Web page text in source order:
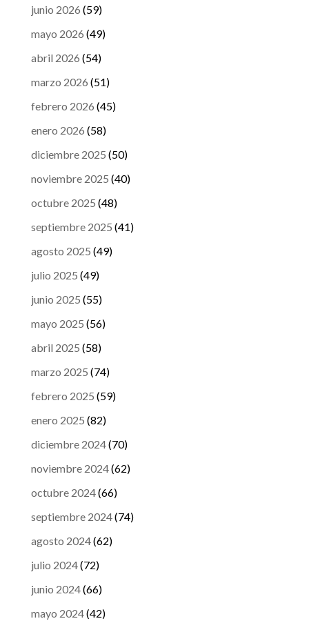
junio 2026 (59)
mayo 2026 (49)
abril 2026 (54)
marzo 2026 (51)
febrero 2026 (45)
enero 2026 (58)
diciembre 2025 (50)
noviembre 2025 (40)
octubre 2025 (48)
septiembre 2025 (41)
agosto 2025 (49)
julio 2025 (49)
junio 2025 (55)
mayo 2025 (56)
abril 2025 (58)
marzo 2025 (74)
febrero 2025 (59)
enero 2025 (82)
diciembre 2024(70)
noviembre 2024(62)
octubre 2024(66)
septiembre 2024(74)
agosto 2024(62)
julio 2024(72)
junio 2024(66)
mayo 2024(42)